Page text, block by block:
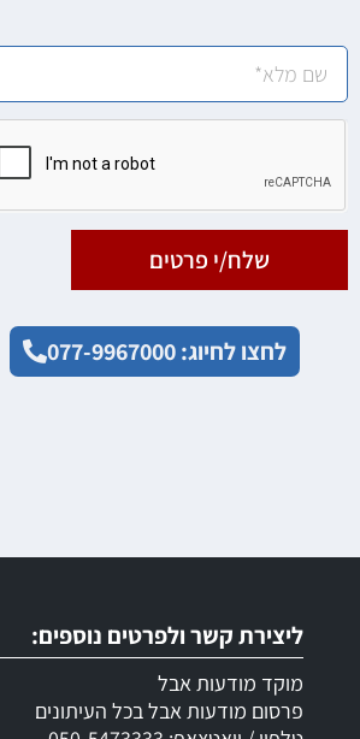
שלח/י פרטים
לחצו לחיוג: 077-9967000
ליצירת קשר ולפרטים נוספים:
מוקד מודעות אבל
פרסום מודעות אבל בכל העיתונים